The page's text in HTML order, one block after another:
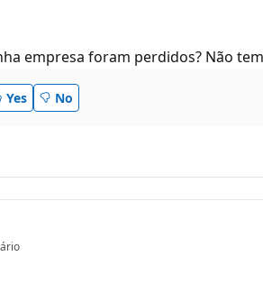
empresa foram perdidos? Não
Yes No